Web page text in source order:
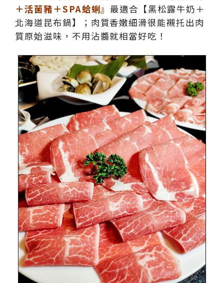
＋活菌豬＋SPA蛤蜊』 最適合【黑松露牛奶＋
北海道昆布鍋】；肉質香嫩細滑很能襯托出肉
質原始滋味，不用沾醬就相當好吃！